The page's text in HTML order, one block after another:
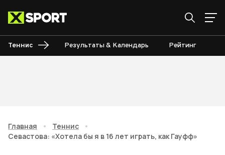
Теннис Результаты & Календарь Рейтинг
Главная • Теннис
•
Севастова: «Хотела бы я в 16 лет играть, как Гауфф»